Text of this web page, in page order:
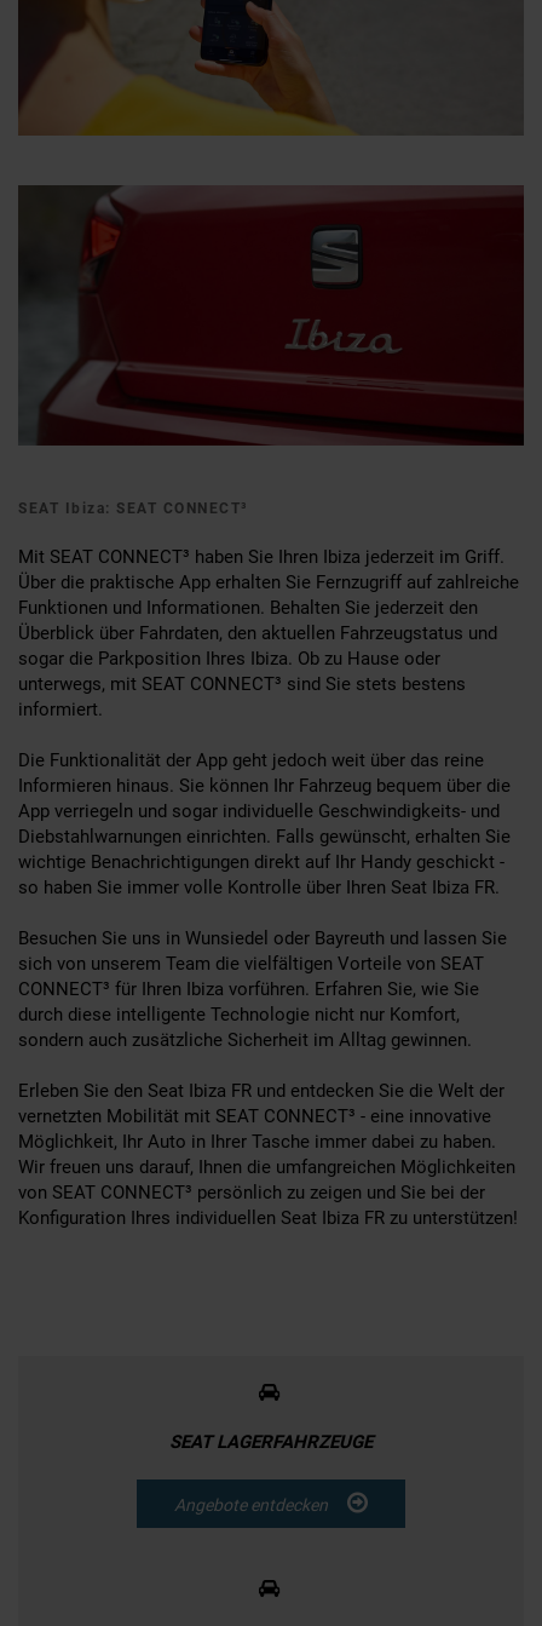
SEAT Ibiza: SEAT CONNECT³
Mit SEAT CONNECT³ haben Sie Ihren Ibiza jederzeit im Griff.
Über die praktische App erhalten Sie Fernzugriff auf zahlreiche
Funktionen und Informationen. Behalten Sie jederzeit den
Überblick über Fahrdaten, den aktuellen Fahrzeugstatus und
sogar die Parkposition Ihres Ibiza. Ob zu Hause oder
unterwegs, mit SEAT CONNECT³ sind Sie stets bestens
informiert.
Die Funktionalität der App geht jedoch weit über das reine
Informieren hinaus. Sie können Ihr Fahrzeug bequem über die
App verriegeln und sogar individuelle Geschwindigkeits- und
Diebstahlwarnungen einrichten. Falls gewünscht, erhalten Sie
wichtige Benachrichtigungen direkt auf Ihr Handy geschickt -
so haben Sie immer volle Kontrolle über Ihren Seat Ibiza FR.
Besuchen Sie uns in Wunsiedel oder Bayreuth und lassen Sie
sich von unserem Team die vielfältigen Vorteile von SEAT
CONNECT³ für Ihren Ibiza vorführen. Erfahren Sie, wie Sie
durch diese intelligente Technologie nicht nur Komfort,
sondern auch zusätzliche Sicherheit im Alltag gewinnen.
Erleben Sie den Seat Ibiza FR und entdecken Sie die Welt der
vernetzten Mobilität mit SEAT CONNECT³ - eine innovative
Möglichkeit, Ihr Auto in Ihrer Tasche immer dabei zu haben.
Wir freuen uns darauf, Ihnen die umfangreichen Möglichkeiten
von SEAT CONNECT³ persönlich zu zeigen und Sie bei der
Konfiguration Ihres individuellen Seat Ibiza FR zu unterstützen!
SEAT LAGERFAHRZEUGE
Angebote entdecken